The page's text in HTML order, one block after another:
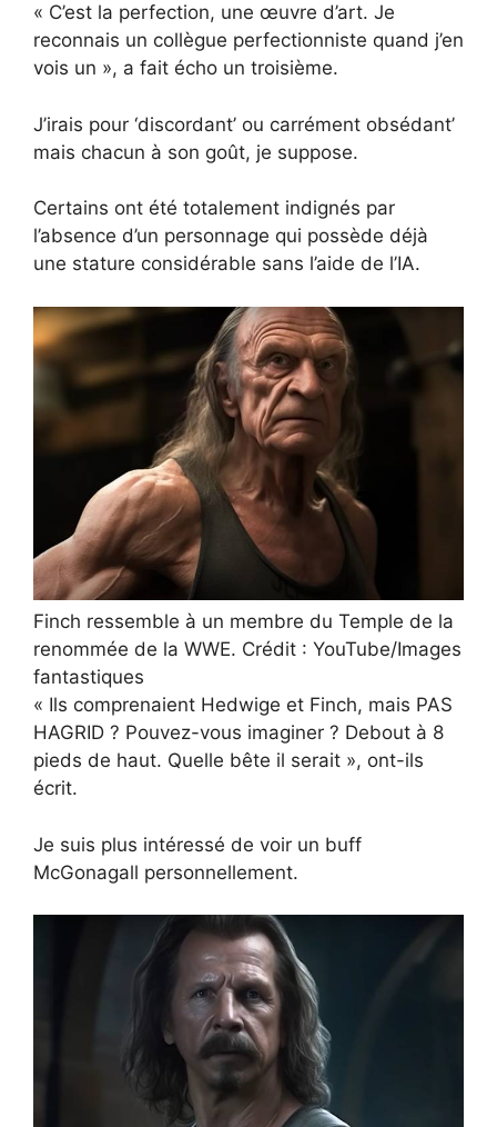
« C’est la perfection, une œuvre d’art. Je
reconnais un collègue perfectionniste quand j’en
vois un », a fait écho un troisième.
J’irais pour ‘discordant’ ou carrément obsédant’
mais chacun à son goût, je suppose.
Certains ont été totalement indignés par
l’absence d’un personnage qui possède déjà
une stature considérable sans l’aide de l’IA.
Finch ressemble à un membre du Temple de la
renommée de la WWE. Crédit : YouTube/Images
fantastiques
« Ils comprenaient Hedwige et Finch, mais PAS
HAGRID ? Pouvez-vous imaginer ? Debout à 8
pieds de haut. Quelle bête il serait », ont-ils
écrit.
Je suis plus intéressé de voir un buff
McGonagall personnellement.